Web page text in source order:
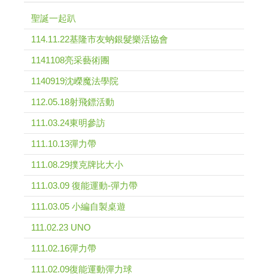
聖誕一起趴
114.11.22基隆市友蚋銀髮樂活協會
1141108亮采藝術團
1140919沈嶸魔法學院
112.05.18射飛鏢活動
111.03.24東明參訪
111.10.13彈力帶
111.08.29撲克牌比大小
111.03.09 復能運動-彈力帶
111.03.05 小編自製桌遊
111.02.23 UNO
111.02.16彈力帶
111.02.09復能運動彈力球